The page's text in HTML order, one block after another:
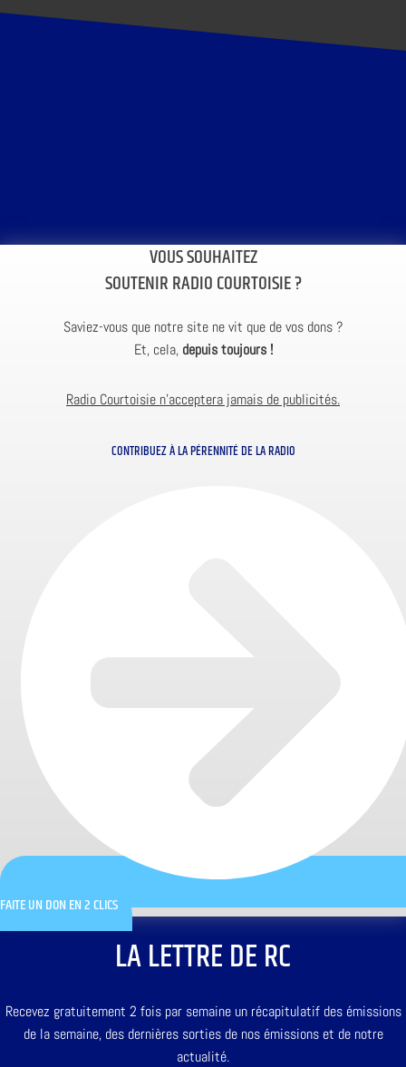
VOUS SOUHAITEZ
SOUTENIR RADIO COURTOISIE ?
Saviez-vous que notre site ne vit que de vos dons ?
Et, cela, depuis toujours !
Radio Courtoisie n’acceptera jamais de publicités.
CONTRIBUEZ À LA PÉRENNITÉ DE LA RADIO
FAITE UN DON EN 2 CLICS
LA LETTRE DE RC
Recevez gratuitement 2 fois par semaine un récapitulatif des émissions
de la semaine, des dernières sorties de nos émissions et de notre
actualité.